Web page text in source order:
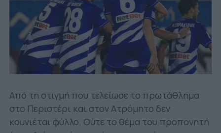
Από τη στιγμή που τελείωσε το πρωτάθλημα
στο Περιστέρι και στον Ατρόμητο δεν
κουνιέται φύλλο. Ούτε το θέμα του προπονητή